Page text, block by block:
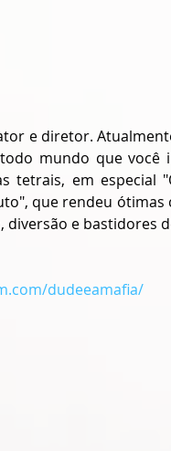
e diretor.
mundo que você
tetrais, em
que rendeu
e bastidores
dudeeamafia/